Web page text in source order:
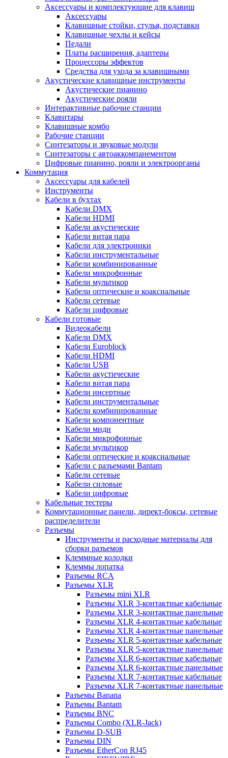
Аксессуары и комплектующие для клавиш
Аксессуары
Клавишные стойки, стулья, подставки
Клавишные чехлы и кейсы
Педали
Платы расширения, адаптеры
Процессоры эффектов
Средства для ухода за клавишными
Акустические клавишные инструменты
Акустические пианино
Акустические рояли
Интерактивные рабочие станции
Клавитары
Клавишные комбо
Рабочие станции
Синтезаторы и звуковые модули
Синтезаторы с автоаккомпанементом
Цифровые пианино, рояли и электроорганы
Коммутация
Аксессуары для кабелей
Инструменты
Кабели в бухтах
Кабели DMX
Кабели HDMI
Кабели акустические
Кабели витая пара
Кабели для электроники
Кабели инструментальные
Кабели комбинированные
Кабели микрофонные
Кабели мультикор
Кабели оптические и коаксиальные
Кабели сетевые
Кабели цифровые
Кабели готовые
Видеокабели
Кабели DMX
Кабели Euroblock
Кабели HDMI
Кабели USB
Кабели акустические
Кабели витая пара
Кабели инсертные
Кабели инструментальные
Кабели комбинированные
Кабели компонентные
Кабели миди
Кабели микрофонные
Кабели мультикор
Кабели оптические и коаксиальные
Кабели с разъемами Bantam
Кабели сетевые
Кабели силовые
Кабели цифровые
Кабельные тестеры
Коммутационные панели, директ-боксы, сетевые
распределители
Разъемы
Инструменты и расходные материалы для
сборки разъемов
Клеммные колодки
Клеммы лопатка
Разъемы RCA
Разъемы XLR
Разъемы mini XLR
Разъемы XLR 3-контактные кабельные
Разъемы XLR 3-контактные панельные
Разъемы XLR 4-контактные кабельные
Разъемы XLR 4-контактные панельные
Разъемы XLR 5-контактные кабельные
Разъемы XLR 5-контактные панельные
Разъемы XLR 6-контактные кабельные
Разъемы XLR 6-контактные панельные
Разъемы XLR 7-контактные кабельные
Разъемы XLR 7-контактные панельные
Разъемы Banana
Разъемы Bantam
Разъемы BNC
Разъемы Combo (XLR-Jack)
Разъемы D-SUB
Разъемы DIN
Разъемы EtherCon RJ45